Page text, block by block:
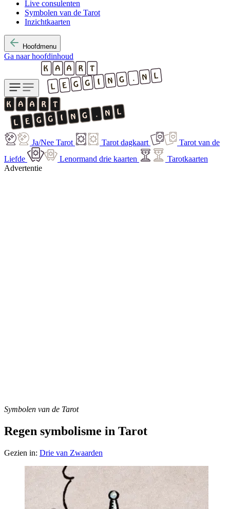
Live consulenten
Symbolen van de Tarot
Inzichtkaarten
Hoofdmenu
Ga naar hoofdinhoud
Ja/Nee Tarot Tarot dagkaart
Tarot van de
Liefde
Lenormand drie kaarten
Tarotkaarten
Advertentie
Symbolen van de Tarot
Regen symbolisme in Tarot
Gezien in: Drie van Zwaarden